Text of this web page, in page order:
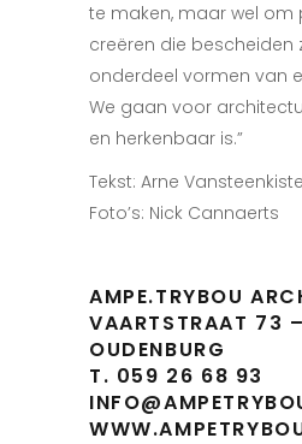
te maken, maar wel om
creëren die bescheiden
onderdeel vormen van
We gaan voor
en herkenbaar is.”
Tekst: Arne Vansteenkiste
Foto’s: Nick Cannaerts
AMPE.TRYBOU
VAARTSTRAAT 73 –
OUDENBURG
T. 059 26 68 93
WWW.